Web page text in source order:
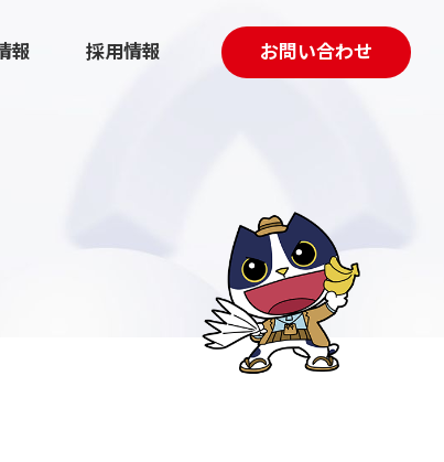
採用マーケティング伴走支援
報 採用情報 お問い合わせ